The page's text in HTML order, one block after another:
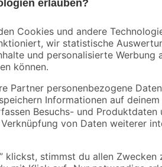
91 x
Akku-Starter-Set
'ONE+ HP RC18120-
150X' 18 V 5,0 Ah mit
Akku und Ladegerät
129,99€